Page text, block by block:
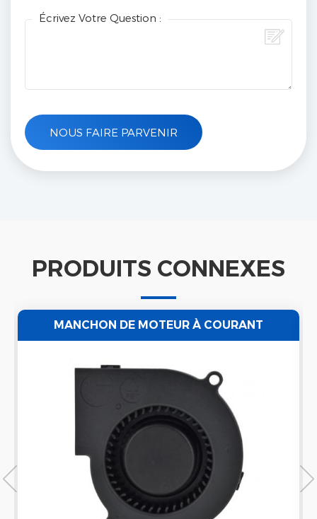
Écrivez Votre Question :
PRODUITS CONNEXES
MANCHON DE MOTEUR À COURANT
RADIATEUR D'AIR À ROULEMENT À BILLES